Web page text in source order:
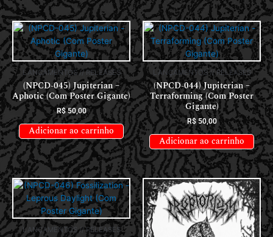
LANÇAMENTOS // RELEASES
(NPCD-045) Jupiterian –
Aphotic (Com Poster Gigante)
R$50,00
Adicionar ao carrinho
LANÇAMENTOS // RELEASES
(NPCD-044) Jupiterian –
Terraforming (Com Poster
Gigante)
R$50,00
Adicionar ao carrinho
LANÇAMENTOS // RELEASES